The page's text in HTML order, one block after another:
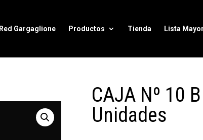
Red Gargaglione Productos Tienda Lista
CAJA Nº 10
Unidades